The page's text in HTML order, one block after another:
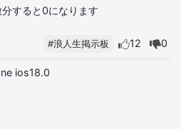
すると0になります
#浪人生掲示板 12 0
ios18.0